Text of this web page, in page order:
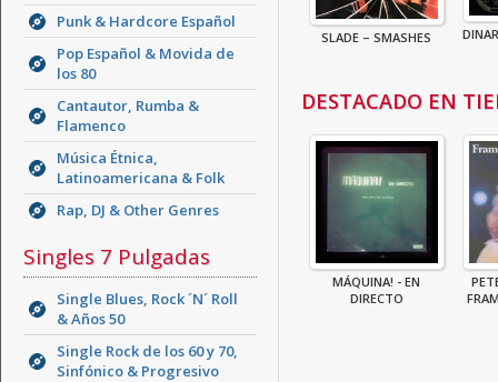
Punk & Hardcore Español
Pop Español & Movida de
los 80
Cantautor, Rumba &
Flamenco
Música Étnica,
Latinoamericana & Folk
Rap, DJ & Other Genres
Singles 7 Pulgadas
Single Blues, Rock ´N´ Roll
& Años 50
Single Rock de los 60 y 70,
Sinfónico & Progresivo
SLADE – SMASHES
DESTACADO EN
MÁQUINA! - EN
DIRECTO